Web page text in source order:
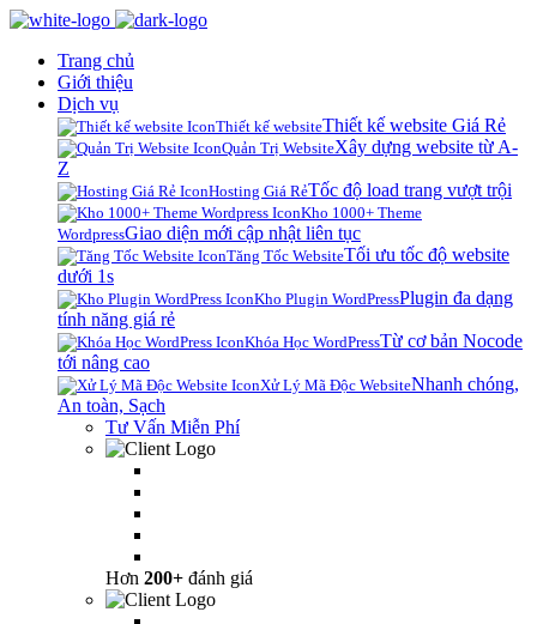
Trang chủ
Giới thiệu
Dịch vụ
Thiết kế websiteThiết kế website Giá Rẻ
Quản Trị WebsiteXây dựng website từ A-
Z
Hosting Giá RẻTốc độ load trang vượt trội
Kho 1000+ Theme
WordpressGiao diện mới cập nhật liên tục
Tăng Tốc WebsiteTối ưu tốc độ website
dưới 1s
Kho Plugin WordPressPlugin đa dạng
tính năng giá rẻ
Khóa Học WordPressTừ cơ bản Nocode
tới nâng cao
Xử Lý Mã Độc WebsiteNhanh chóng,
An toàn, Sạch
Tư Vấn Miễn Phí
Hơn 200+ đánh giá